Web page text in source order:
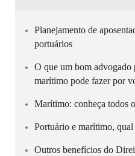
Planejamento de
portuários
O que um bom advogado
marítimo pode fazer por
Marítimo: conheça todos
Portuário e marítimo, qual
Outros benefícios do